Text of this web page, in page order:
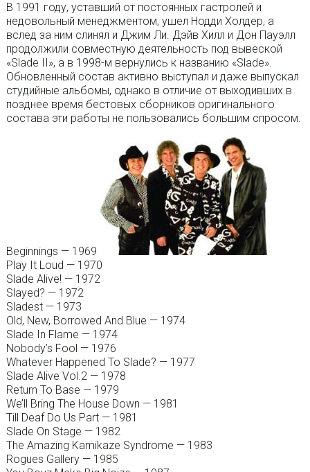
В 1991 году, уставший от постоянных гастролей и
недовольный менеджментом, ушел Нодди Холдер, а
вслед за ним слинял и Джим Ли. Дэйв Хилл и Дон Пауэлл
продолжили совместную деятельность под вывеской
«Slade II», а в 1998-м вернулись к названию «Slade».
Обновленный состав активно выступал и даже выпускал
студийные альбомы, однако в отличие от выходивших в
позднее время бестовых сборников оригинального
состава эти работы не пользовались большим спросом.
Beginnings — 1969
Play It Loud — 1970
Slade Alive! — 1972
Slayed? — 1972
Sladest — 1973
Old, New, Borrowed And Blue — 1974
Slade In Flame — 1974
Nobody’s Fool — 1976
Whatever Happened To Slade? — 1977
Slade Alive Vol.2 — 1978
Return To Base — 1979
We’ll Bring The House Down — 1981
Till Deaf Do Us Part — 1981
Slade On Stage — 1982
The Amazing Kamikaze Syndrome — 1983
Rogues Gallery — 1985